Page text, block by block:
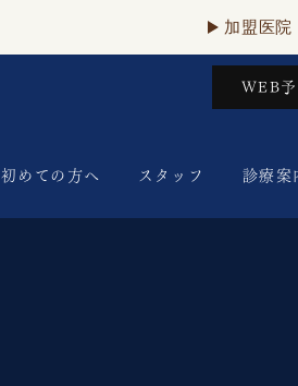
加盟医院
WEB
初めての方へ スタッフ 診療案